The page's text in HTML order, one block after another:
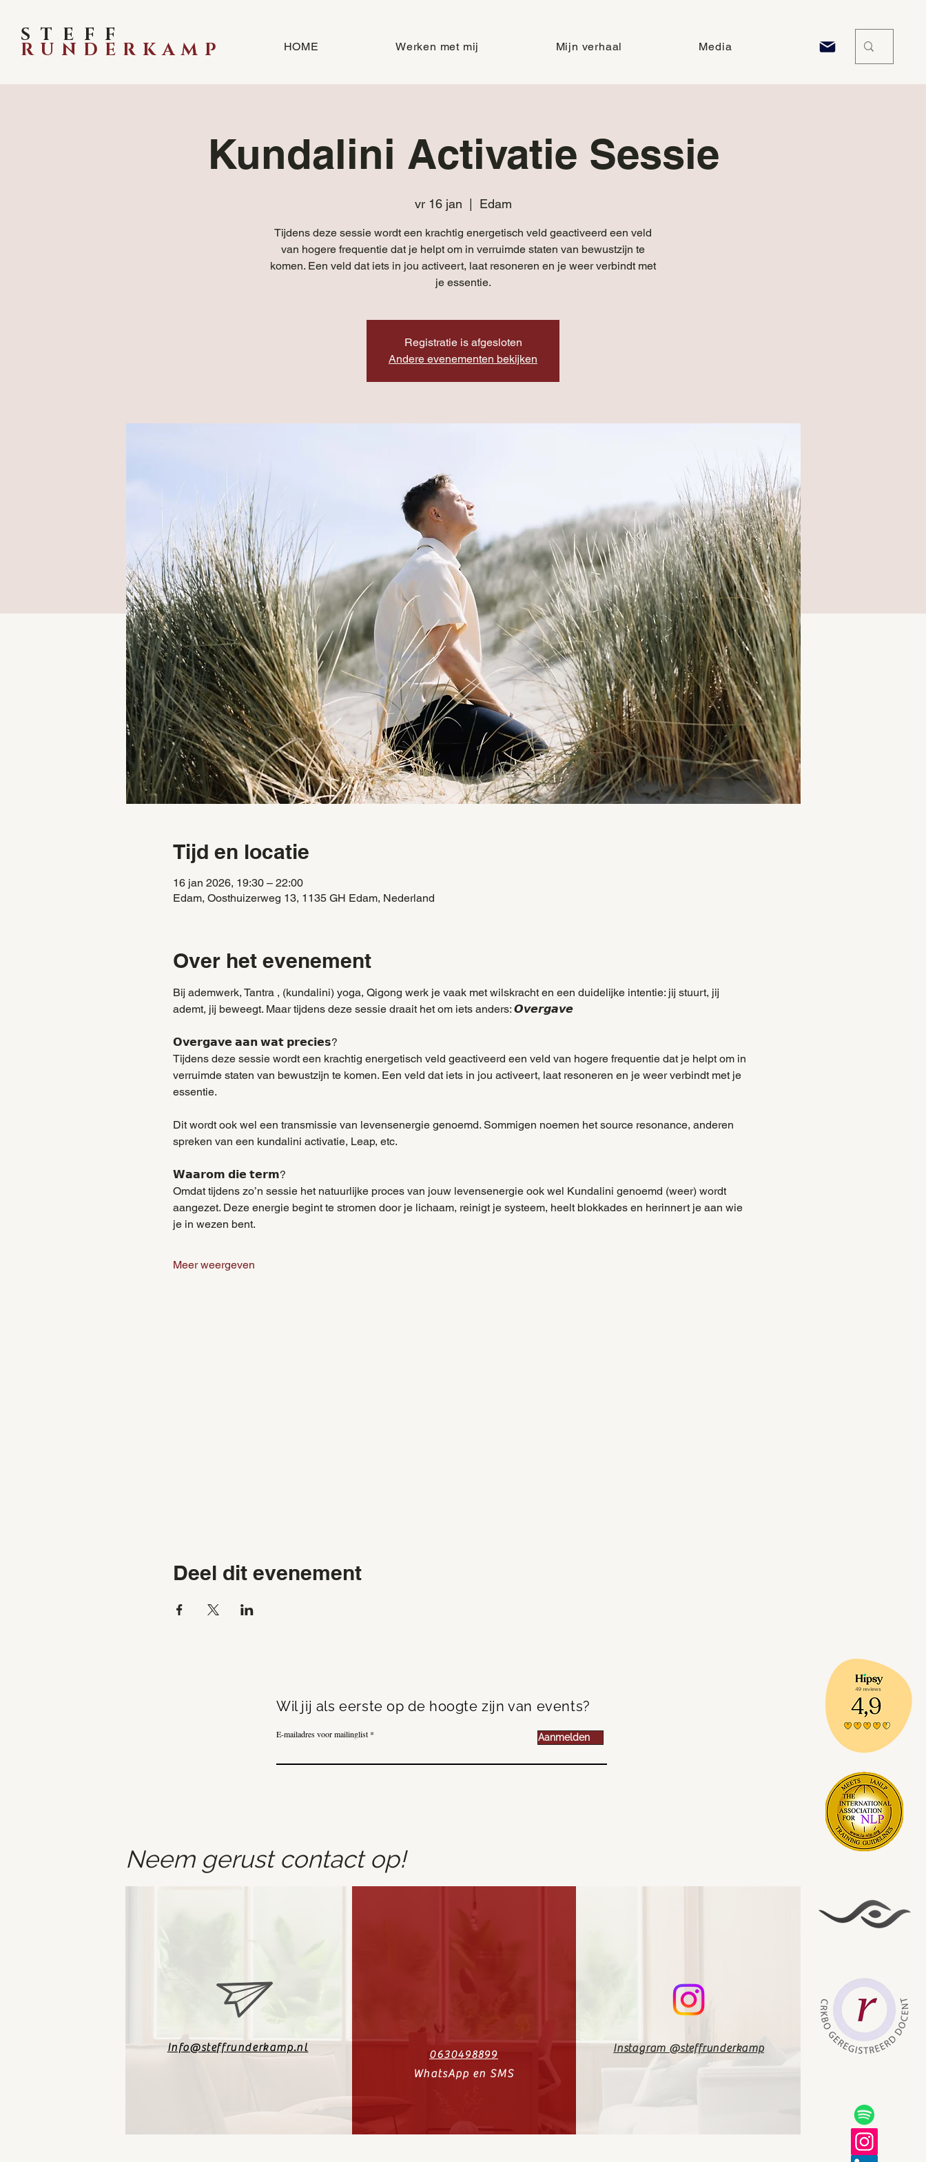
STEFF
RUNDERKAMP HOME Werken met mij Mijn verhaal Media
Kundalini Activatie Sessie
vr 16 jan Edam
Tijdens deze sessie wordt een krachtig energetisch veld geactiveerd een veld
van hogere frequentie dat je helpt om in verruimde staten van bewustzijn te
komen. Een veld dat iets in jou activeert, laat resoneren en je weer verbindt met
je essentie.
Registratie is afgesloten
Andere evenementen bekijken
Tijd en locatie
16 jan 2026, 19:30 – 22:00
Edam, Oosthuizerweg 13, 1135 GH Edam, Nederland
Over het evenement
Bij ademwerk, Tantra , (kundalini) yoga, Qigong werk je vaak met wilskracht en een duidelijke intentie: jij stuurt, jij
ademt, jij beweegt. Maar tijdens deze sessie draait het om iets anders: 𝙊𝙫𝙚𝙧𝙜𝙖𝙫𝙚
𝗢𝘃𝗲𝗿𝗴𝗮𝘃𝗲 𝗮𝗮𝗻 𝘄𝗮𝘁 𝗽𝗿𝗲𝗰𝗶𝗲𝘀?
Tijdens deze sessie wordt een krachtig energetisch veld geactiveerd een veld van hogere frequentie dat je helpt om in
verruimde staten van bewustzijn te komen. Een veld dat iets in jou activeert, laat resoneren en je weer verbindt met je
essentie.
Dit wordt ook wel een transmissie van levensenergie genoemd. Sommigen noemen het source resonance, anderen
spreken van een kundalini activatie, Leap, etc.
𝗪𝗮𝗮𝗿𝗼𝗺 𝗱𝗶𝗲 𝘁𝗲𝗿𝗺?
Omdat tijdens zo’n sessie het natuurlijke proces van jouw levensenergie ook wel Kundalini genoemd (weer) wordt
aangezet. Deze energie begint te stromen door je lichaam, reinigt je systeem, heelt blokkades en herinnert je aan wie
je in wezen bent.
Meer weergeven
Deel dit evenement
Wil jij als eerste op de hoogte zijn van events?
E-mailadres voor mailinglist Aanmelden
Neem gerust contact op!
Info@steffrunderkamp.nl
0630498899
WhatsApp en SMS
Instagram @steffrunderkamp